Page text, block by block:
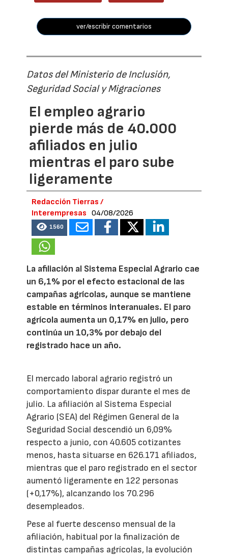
ver/escribir comentarios
Datos del Ministerio de Inclusión,
Seguridad Social y Migraciones
El empleo agrario
pierde más de 40.000
afiliados en julio
mientras el paro sube
ligeramente
Redacción Tierras /
Interempresas
04/08/2026
1560
La afiliación al Sistema Especial Agrario cae
un 6,1% por el efecto estacional de las
campañas agrícolas, aunque se mantiene
estable en términos interanuales. El paro
agrícola aumenta un 0,17% en julio, pero
continúa un 10,3% por debajo del
registrado hace un año.
El mercado laboral agrario registró un
comportamiento dispar durante el mes de
julio. La afiliación al Sistema Especial
Agrario (SEA) del Régimen General de la
Seguridad Social descendió un 6,09%
respecto a junio, con 40.605 cotizantes
menos, hasta situarse en 626.171 afiliados,
mientras que el paro registrado en el sector
aumentó ligeramente en 122 personas
(+0,17%), alcanzando los 70.296
desempleados.
Pese al fuerte descenso mensual de la
afiliación, habitual por la finalización de
distintas campañas agrícolas, la evolución